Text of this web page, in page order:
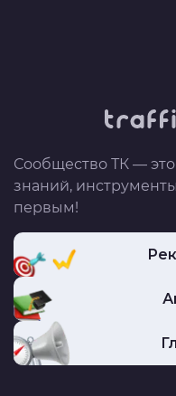
Сообщество ТК —
знаний,
первым!